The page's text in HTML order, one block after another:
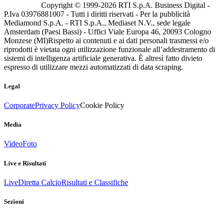
Copyright © 1999-2026 RTI S.p.A. Business Digital -
P.Iva 03976881007 - Tutti i diritti riservati - Per la pubblicità
Mediamond S.p.A. - RTI S.p.A., Mediaset N.V., sede legale
Amsterdam (Paesi Bassi) - Uffici Viale Europa 46, 20093 Cologno
Monzese (MI)Rispetto ai contenuti e ai dati personali trasmessi e/o
riprodotti è vietata ogni utilizzazione funzionale all’addestramento di
sistemi di intelligenza artificiale generativa. È altresì fatto divieto
espresso di utilizzare mezzi automatizzati di data scraping.
Legal
CorporatePrivacy PolicyCookie Policy
Media
VideoFoto
Live e Risultati
LiveDiretta CalcioRisultati e Classifiche
Sezioni